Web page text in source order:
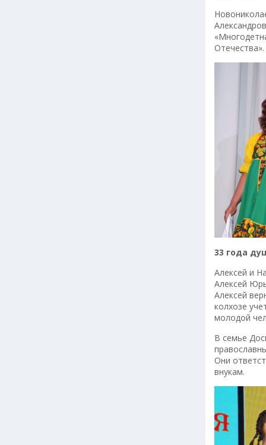
Отечества».
33 года
Алексей и
Алексей
Алексей
колхозе
молодой
В семье
Они
внукам.